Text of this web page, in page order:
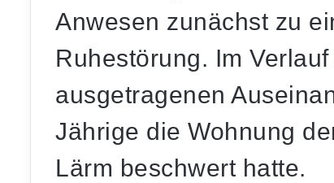
Anwesen zunächst zu
Ruhestörung. Im
ausgetragenen
Jährige die Wohnung
Lärm beschwert hatte.